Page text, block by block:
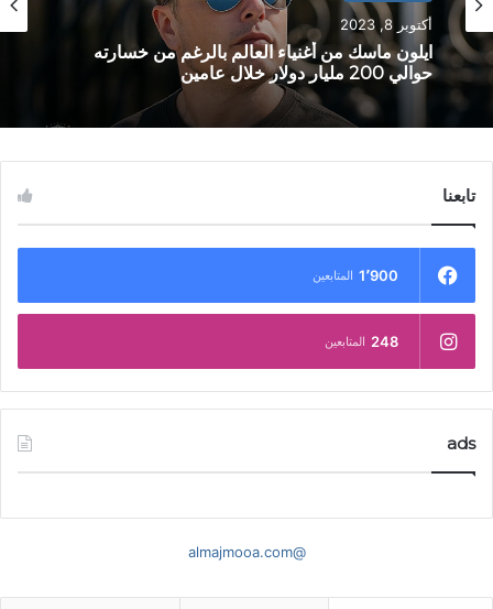
أكتوبر 8, 2023
ايلون ماسك من أغنياء العالم بالرغم من خسارته
حوالي 200 مليار دولار خلال عامين
تابعنا
1٬900 المتابعين
248 المتابعين
ads
@almajmooa.com